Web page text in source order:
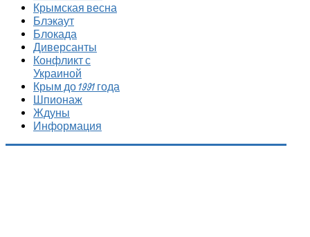
Крымская весна
Блэкаут
Блокада
Диверсанты
Конфликт с
Украиной
Крым до 1991 года
Шпионаж
Ждуны
Информация